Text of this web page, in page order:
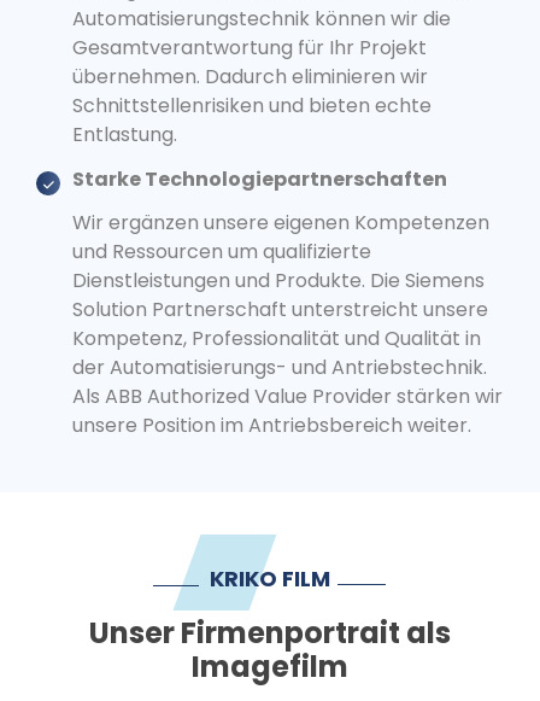
Automatisierungstechnik können wir die
Gesamtverantwortung für Ihr Projekt
übernehmen. Dadurch eliminieren wir
Schnittstellenrisiken und bieten echte
Entlastung.
Starke Technologiepartnerschaften
Wir ergänzen unsere eigenen Kompetenzen
und Ressourcen um qualifizierte
Dienstleistungen und Produkte. Die Siemens
Solution Partnerschaft unterstreicht unsere
Kompetenz, Professionalität und Qualität in
der Automatisierungs- und Antriebstechnik.
Als ABB Authorized Value Provider stärken wir
unsere Position im Antriebsbereich weiter.
KRIKO FILM
Unser Firmenportrait als
Imagefilm